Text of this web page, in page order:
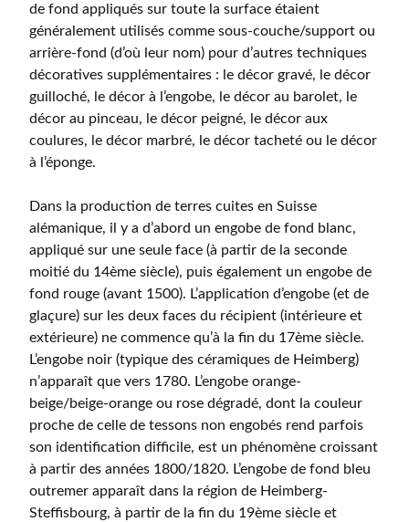
de fond appliqués sur toute la surface étaient
généralement utilisés comme sous-couche/support ou
arrière-fond (d’où leur nom) pour d’autres techniques
décoratives supplémentaires : le décor gravé, le décor
guilloché, le décor à l’engobe, le décor au barolet, le
décor au pinceau, le décor peigné, le décor aux
coulures, le décor marbré, le décor tacheté ou le décor
à l’éponge.
Dans la production de terres cuites en Suisse
alémanique, il y a d’abord un engobe de fond blanc,
appliqué sur une seule face (à partir de la seconde
moitié du 14ème siècle), puis également un engobe de
fond rouge (avant 1500). L’application d’engobe (et de
glaçure) sur les deux faces du récipient (intérieure et
extérieure) ne commence qu’à la fin du 17ème siècle.
L’engobe noir (typique des céramiques de Heimberg)
n’apparaît que vers 1780. L’engobe orange-
beige/beige-orange ou rose dégradé, dont la couleur
proche de celle de tessons non engobés rend parfois
son identification difficile, est un phénomène croissant
à partir des années 1800/1820. L’engobe de fond bleu
outremer apparaît dans la région de Heimberg-
Steffisbourg, à partir de la fin du 19ème siècle et